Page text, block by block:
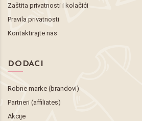
Zaštita privatnosti i kolačići
Pravila privatnosti
Kontaktirajte nas
DODACI
Robne marke (brandovi)
Partneri (affiliates)
Akcije